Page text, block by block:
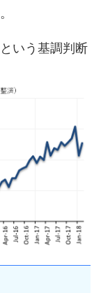
いう基調判断